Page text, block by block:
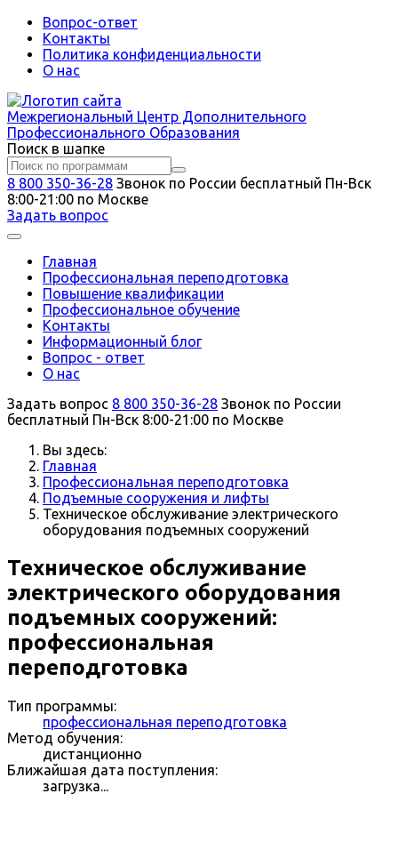
Вопрос-ответ
Контакты
Политика конфиденциальности
О нас
Межрегиональный Центр Дополнительного
Профессионального Образования
Поиск в шапке
8 800 350-36-28 Звонок по России бесплатный Пн-Вск
8:00-21:00 по Москве
Задать вопрос
Главная
Профессиональная переподготовка
Повышение квалификации
Профессиональное обучение
Контакты
Информационный блог
Вопрос - ответ
О нас
Задать вопрос 8 800 350-36-28 Звонок по России
бесплатный Пн-Вск 8:00-21:00 по Москве
Вы здесь:
Главная
Профессиональная переподготовка
Подъемные сооружения и лифты
Техническое обслуживание электрического
оборудования подъемных сооружений
Техническое обслуживание
электрического оборудования
подъемных сооружений:
профессиональная
переподготовка
Тип программы:
профессиональная переподготовка
Метод обучения:
дистанционно
Ближайшая дата поступления:
загрузка...